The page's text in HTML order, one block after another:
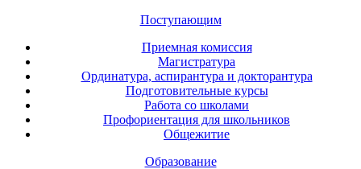
Поступающим
Приемная комиссия
Магистратура
Ординатура, аспирантура и докторантура
Подготовительные курсы
Работа со школами
Профориентация для школьников
Общежитие
Образование